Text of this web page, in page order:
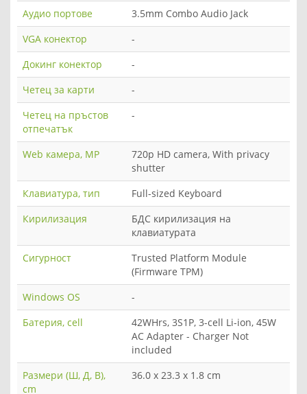
Аудио портове
3.5mm Combo Audio Jack
VGA конектор
-
Докинг конектор
-
Четец за карти
-
Четец на пръстов
отпечатък
-
Web камера, MP
720p HD camera, With privacy
shutter
Клавиатура, тип
Full-sized Keyboard
Кирилизация
БДС кирилизация на
клавиатурата
Сигурност
Trusted Platform Module
(Firmware TPM)
Windows OS
-
Батерия, cell
42WHrs, 3S1P, 3-cell Li-ion, 45W
AC Adapter - Charger Not
included
Размери (Ш, Д, В),
cm
36.0 x 23.3 x 1.8 cm